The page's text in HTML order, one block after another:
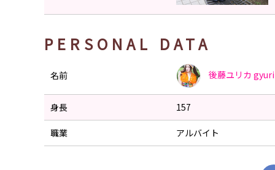
PERSONAL DATA
名前 後藤ユリカ
身長 157
職業 アルバイト